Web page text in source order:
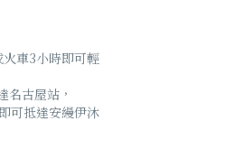
車3小時即可輕
名古屋站，
可抵達安縵伊沐